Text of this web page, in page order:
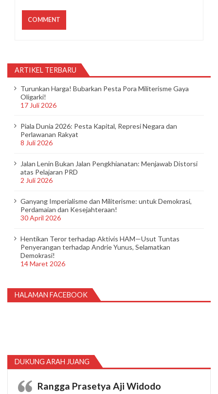
ARTIKEL TERBARU
Turunkan Harga! Bubarkan Pesta Pora Militerisme Gaya
Oligarki!
17 Juli 2026
Piala Dunia 2026: Pesta Kapital, Represi Negara dan
Perlawanan Rakyat
8 Juli 2026
Jalan Lenin Bukan Jalan Pengkhianatan: Menjawab Distorsi
atas Pelajaran PRD
2 Juli 2026
Ganyang Imperialisme dan Militerisme: untuk Demokrasi,
Perdamaian dan Kesejahteraan!
30 April 2026
Hentikan Teror terhadap Aktivis HAM—Usut Tuntas
Penyerangan terhadap Andrie Yunus, Selamatkan
Demokrasi!
14 Maret 2026
HALAMAN FACEBOOK
DUKUNG ARAH JUANG
Rangga Prasetya Aji Widodo